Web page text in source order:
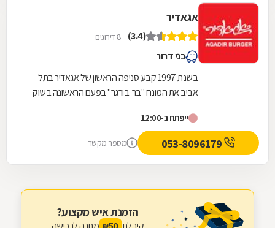
אגאדיר
(3.4) 8 דירוגים
בני דרור
בשנת 1997 קבע סניפה הראשון של אגאדיר בתל
אביב את המונח "בר-בורגר" בפעם הראשונה בשוק
משובח...
ייפתח ב-12:00
מספר מקשר
הזמנת איש מקצוע?
₪